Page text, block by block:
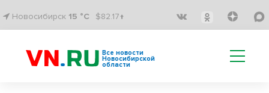
Новосибирск 15 °C $82.17↑
Все новости
Новосибирской
области